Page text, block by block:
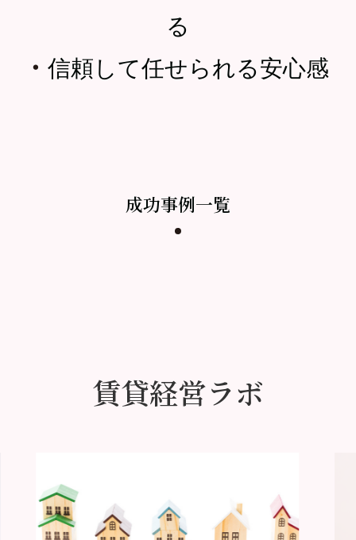
る
・ 信頼して任せられる安心感
成功事例一覧
賃貸経営ラボ